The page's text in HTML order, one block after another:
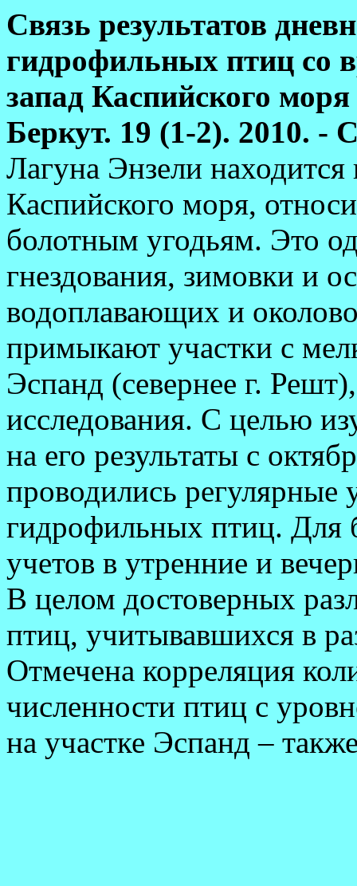
Связь результатов
гидрофильных птиц со
запад Каспийского
Беркут. 19 (1-2). 2010. -
Лагуна Энзели
Каспийского моря,
болотным угодьям. Это
гнездования, зимовки и
водоплавающих и
примыкают участки с
Эспанд (севернее г.
исследования. С целью
на его результаты с
проводились
гидрофильных птиц. Для
учетов в утренние и
В целом достоверных
птиц, учитывавшихся в
Отмечена корреляция
численности птиц с
на участке Эспанд –